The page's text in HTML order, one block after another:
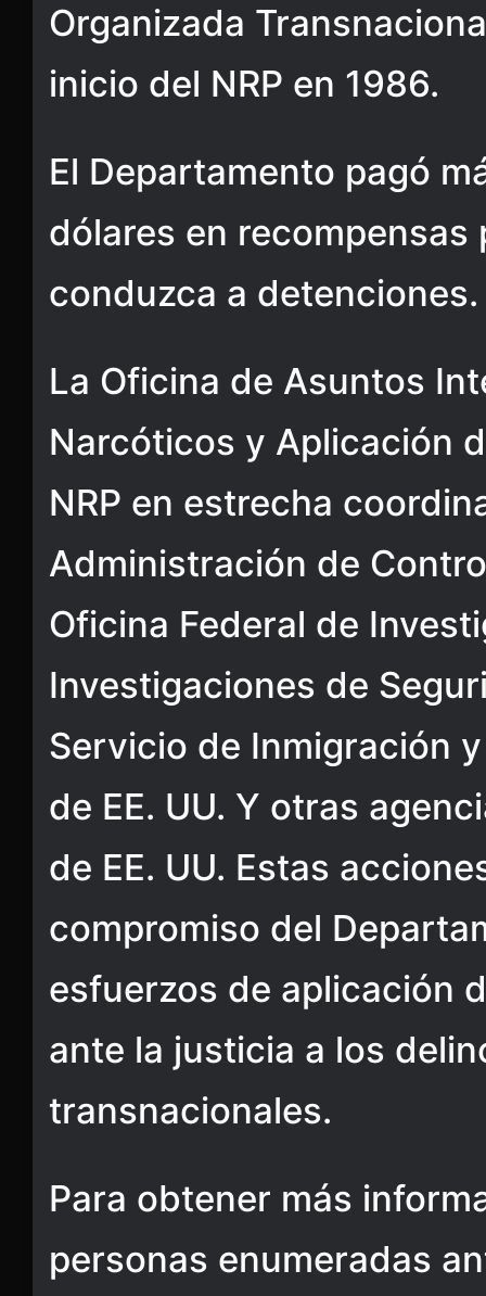
Organizada
inicio del NRP en 1986.
El Departamento pagó
dólares en
conduzca a detenciones.
La Oficina de Asuntos
Narcóticos y Aplicación
NRP en estrecha
Administración de
Oficina Federal de
Investigaciones de
Servicio de Inmigración
de EE. UU. Y otras
de EE. UU. Estas
compromiso del
esfuerzos de aplicación
ante la justicia a los
transnacionales.
Para obtener más
personas enumeradas